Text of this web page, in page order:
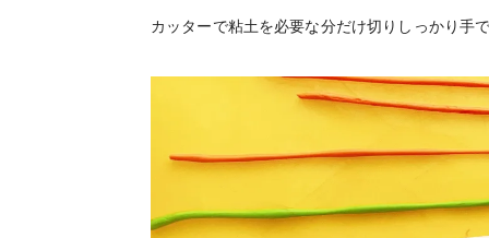
カッターで粘土を必要な分だけ切りしっかり手